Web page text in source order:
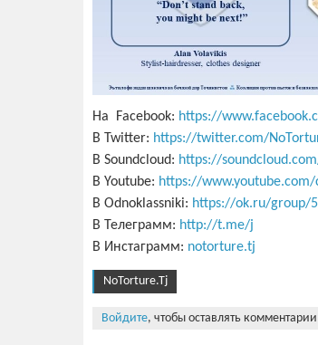
На Facebook: https://
В Twitter: https://twitter.com/
В Soundcloud: https://
В Youtube: https://
В Odnoklassniki: https://ok.ru/group/
В Телеграмм: http://t.me/j
В Инстаграмм: notorture.tj
NoTorture.Tj
Войдите, чтобы оставлять комментарии